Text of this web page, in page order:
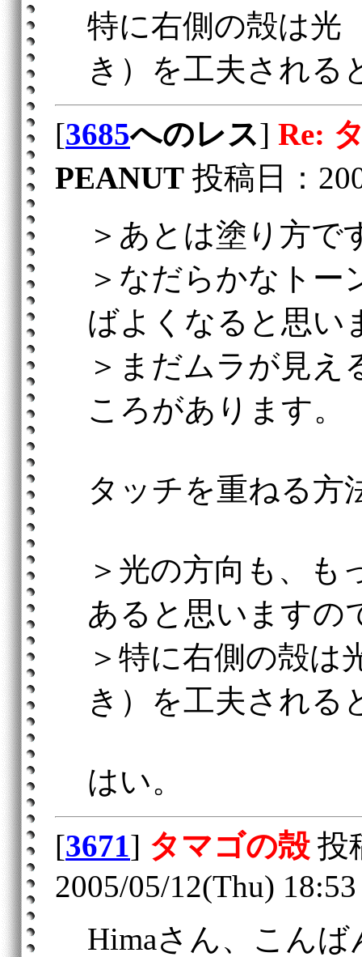
特に右側の殻は光
き）を工夫される
[3685へのレス] Re:
PEANUT 投稿日：
＞あとは塗り方で
＞なだらかなトー
ばよくなると思い
＞まだムラが見
ころがあります。
タッチを重ねる方
＞光の方向も、も
あると思いますの
＞特に右側の殻は
き）を工夫される
はい。
[3671] タマゴの殻投
2005/05/12(Thu) 18:53
Himaさん、こんば